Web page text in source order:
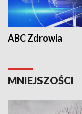
ABC Zdrowia
MNIEJSZOŚCI